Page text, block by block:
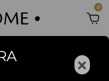
0
×